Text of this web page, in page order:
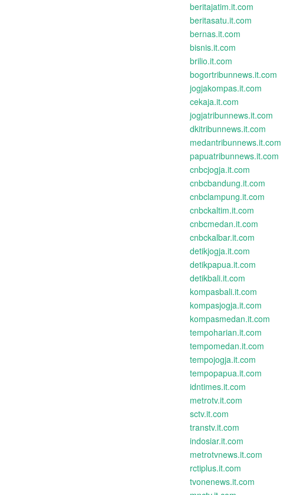
beritajatim.it.com
beritasatu.it.com
bernas.it.com
bisnis.it.com
brilio.it.com
bogortribunnews.it.com
jogjakompas.it.com
cekaja.it.com
jogjatribunnews.it.com
dkitribunnews.it.com
medantribunnews.it.com
papuatribunnews.it.com
cnbcjogja.it.com
cnbcbandung.it.com
cnbclampung.it.com
cnbckaltim.it.com
cnbcmedan.it.com
cnbckalbar.it.com
detikjogja.it.com
detikpapua.it.com
detikbali.it.com
kompasbali.it.com
kompasjogja.it.com
kompasmedan.it.com
tempoharian.it.com
tempomedan.it.com
tempojogja.it.com
tempopapua.it.com
idntimes.it.com
metrotv.it.com
sctv.it.com
transtv.it.com
indosiar.it.com
metrotvnews.it.com
rctiplus.it.com
tvonenews.it.com